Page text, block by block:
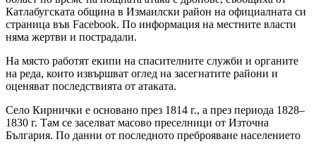
Катлабугската община в Измаилски район на официалната си
страница във Facebook. По информация на местните власти
няма жертви и пострадали.
На място работят екипи на спасителните служби и органите
на реда, които извършват оглед на засегнатите райони и
оценяват последствията от атаката.
Село Кирнички е основано през 1814 г., а през периода 1828–
1830 г. Там се заселват масово преселници от Източна
България. По данни от последното преброяване населението